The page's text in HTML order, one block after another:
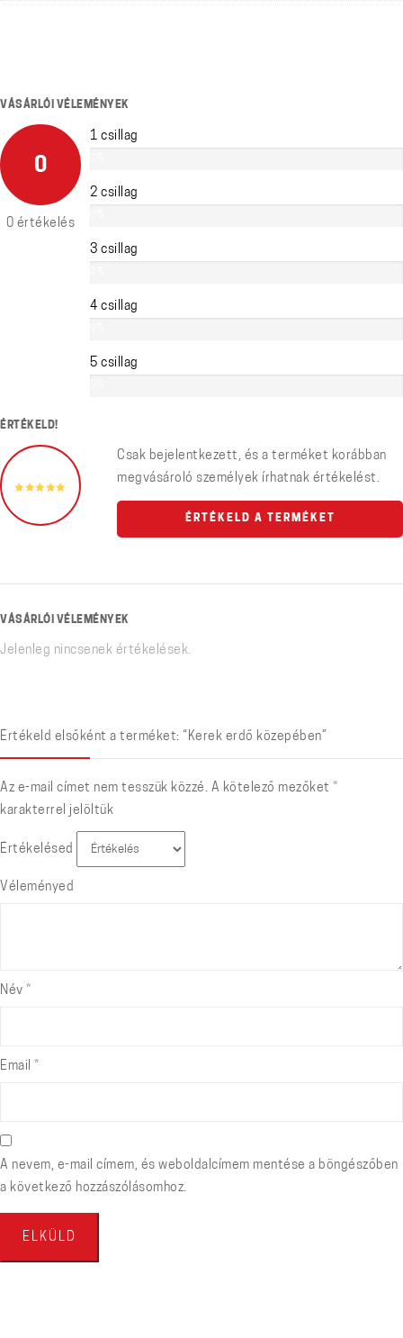
VÁSÁRLÓI VÉLEMÉNYEK
0
0 értékelés
1 csillag
2 csillag
3 csillag
4 csillag
5 csillag
ÉRTÉKELD!
Csak bejelentkezett, és a terméket korábban
megvásároló személyek írhatnak értékelést.
ÉRTÉKELD A TERMÉKET
VÁSÁRLÓI VÉLEMÉNYEK
Jelenleg nincsenek értékelések.
Értékeld elsőként a terméket: “Kerek erdő közepében”
Az e-mail címet nem tesszük közzé. A kötelező mezőket *
karakterrel jelöltük
Értékelésed
Véleményed
Név *
Email *
A nevem, e-mail címem, és weboldalcímem mentése a böngészőben
a következő hozzászólásomhoz.